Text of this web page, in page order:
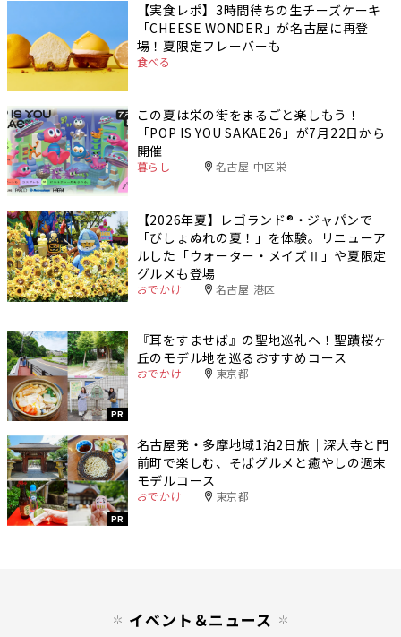
【実食レポ】3時間待ちの生チーズケーキ
「CHEESE WONDER」が名古屋に再登
場！夏限定フレーバーも
食べる
この夏は栄の街をまるごと楽しもう！
「POP IS YOU SAKAE26」が7月22日から
開催
暮らし 名古屋 中区栄
【2026年夏】レゴランド®・ジャパンで
「びしょぬれの夏！」を体験。リニューア
ルした「ウォーター・メイズⅡ」や夏限定
グルメも登場
おでかけ 名古屋 港区
PR
『耳をすませば』の聖地巡礼へ！聖蹟桜ヶ
丘のモデル地を巡るおすすめコース
おでかけ 東京都
PR
名古屋発・多摩地域1泊2日旅｜深大寺と門
前町で楽しむ、そばグルメと癒やしの週末
モデルコース
おでかけ 東京都
イベント＆ニュース